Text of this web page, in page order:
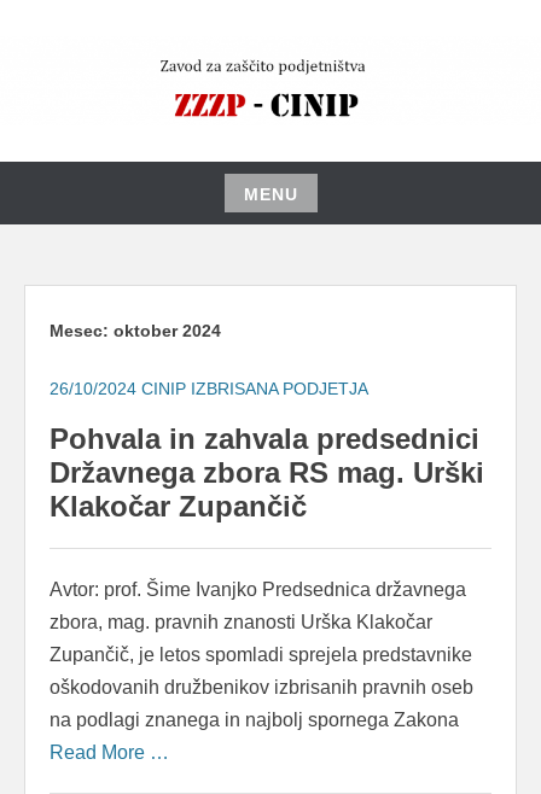
MENU
Skip
content
Mesec: oktober 2024
26/10/2024 CINIP IZBRISANA PODJETJA
Pohvala in zahvala predsednici
Državnega zbora RS mag. Urški
Klakočar Zupančič
Avtor: prof. Šime Ivanjko Predsednica državnega
zbora, mag. pravnih znanosti Urška Klakočar
Zupančič, je letos spomladi sprejela predstavnike
oškodovanih družbenikov izbrisanih pravnih oseb
na podlagi znanega in najbolj spornega Zakona
Read More …